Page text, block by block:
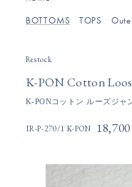
BOTTOMS TOPS
Restock
K-PON Cotton
K-PONコットン ルーズジャ
IR-P-270/1 K-PON